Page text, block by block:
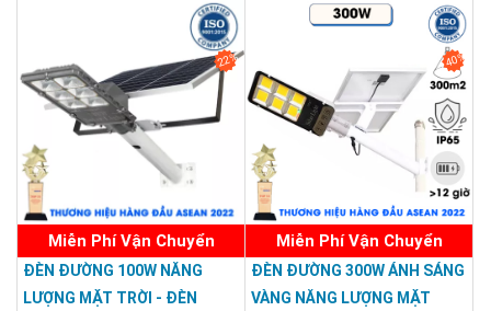
22%
Miễn Phí Vận Chuyển
ĐÈN ĐƯỜNG 100W NĂNG
LƯỢNG MẶT TRỜI - ĐÈN
40%
Miễn Phí Vận Chuyển
ĐÈN ĐƯỜNG 300W ÁNH SÁNG
VÀNG NĂNG LƯỢNG MẶT